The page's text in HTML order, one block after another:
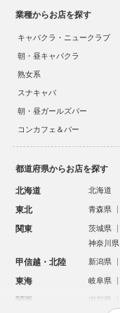
業種からお店を探す
キャバクラ・ニュークラブ
朝・昼キャバクラ
熟女系
スナキャバ
朝・昼ガールズバー
コンカフェ＆バー
都道府県からお店を探す
北海道 北海道
東北 青森県
関東 茨城県
神奈川県
甲信越・北陸 新潟県
東海 岐阜県
関西 滋賀県